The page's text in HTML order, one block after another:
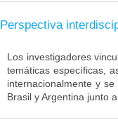
Perspectiva
Los investigadores
temáticas específicas,
internacionalmente y
Brasil y Argentina junto